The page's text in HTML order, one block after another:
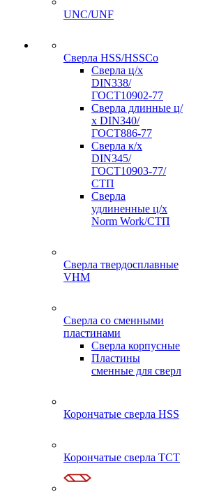
UNC/UNF
Сверла HSS/HSSCo
Сверла ц/х
DIN338/
ГОСТ10902-77
Сверла длинные ц/
х DIN340/
ГОСТ886-77
Сверла к/х
DIN345/
ГОСТ10903-77/
СТП
Сверла
удлиненные ц/х
Norm Work/СТП
Сверла твердосплавные
VHM
Сверла со сменными
пластинами
Сверла корпусные
Пластины
сменные для сверл
Корончатые сверла HSS
Корончатые сверла TCT